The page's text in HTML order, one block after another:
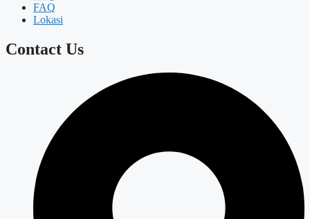
FAQ
Lokasi
Contact Us